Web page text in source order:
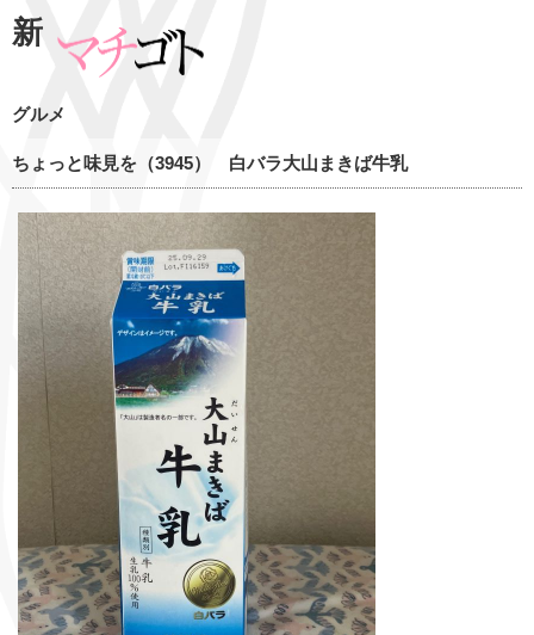
新
グルメ
ちょっと味見を（3945） 白バラ大山まきば牛乳